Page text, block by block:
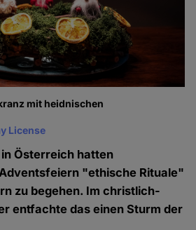
mit heidnischen
License
Österreich hatten
"ethische Rituale"
zu begehen. Im christlich-
entfachte das einen Sturm der